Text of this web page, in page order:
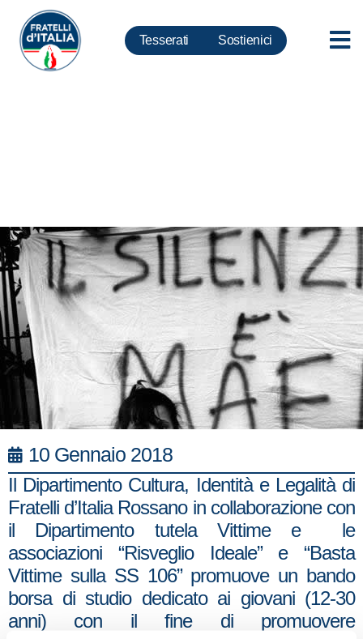
Tesserati Sostienici
10 Gennaio 2018
Il Dipartimento Cultura, Identità e Legalità di
Fratelli d’Italia Rossano in collaborazione con
il Dipartimento tutela Vittime e le
associazioni “Risveglio Ideale” e “Basta
Vittime sulla SS 106” promuove un bando
borsa di studio dedicato ai giovani (12-30
anni) con il fine di promuovere